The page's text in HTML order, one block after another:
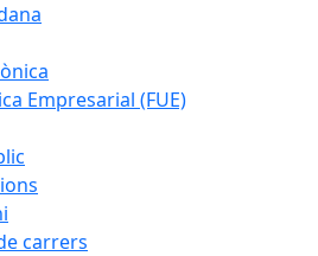
Empresarial (FUE)
carrers